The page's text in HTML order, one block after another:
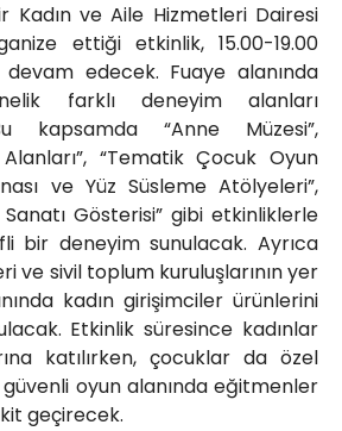
Kadın ve Aile Hizmetleri Dairesi
ettiği etkinlik, 15.00-19.00
edecek. Fuaye alanında
farklı deneyim alanları
kapsamda “Anne Müzesi”,
“Tematik Çocuk Oyun
ve Yüz Süsleme Atölyeleri”,
Gösterisi” gibi etkinliklerle
bir deneyim sunulacak. Ayrıca
ve sivil toplum kuruluşlarının yer
kadın girişimciler ürünlerini
Etkinlik süresince kadınlar
katılırken, çocuklar da özel
oyun alanında eğitmenler
geçirecek.